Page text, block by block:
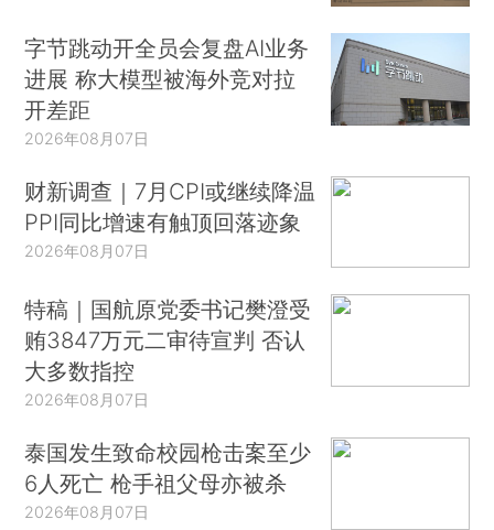
字节跳动开全员会复盘AI业务
进展 称大模型被海外竞对拉
开差距
2026年08月07日
财新调查｜7月CPI或继续降温
PPI同比增速有触顶回落迹象
2026年08月07日
特稿｜国航原党委书记樊澄受
贿3847万元二审待宣判 否认
大多数指控
2026年08月07日
泰国发生致命校园枪击案至少
6人死亡 枪手祖父母亦被杀
2026年08月07日